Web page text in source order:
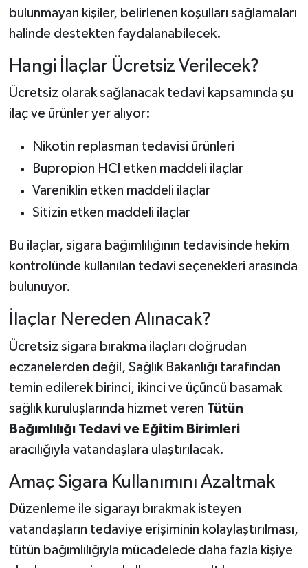
bulunmayan kişiler, belirlenen koşulları sağlamaları
halinde destekten faydalanabilecek.
Hangi İlaçlar Ücretsiz Verilecek?
Ücretsiz olarak sağlanacak tedavi kapsamında şu
ilaç ve ürünler yer alıyor:
Nikotin replasman tedavisi ürünleri
Bupropion HCl etken maddeli ilaçlar
Vareniklin etken maddeli ilaçlar
Sitizin etken maddeli ilaçlar
Bu ilaçlar, sigara bağımlılığının tedavisinde hekim
kontrolünde kullanılan tedavi seçenekleri arasında
bulunuyor.
İlaçlar Nereden Alınacak?
Ücretsiz sigara bırakma ilaçları doğrudan
eczanelerden değil, Sağlık Bakanlığı tarafından
temin edilerek birinci, ikinci ve üçüncü basamak
sağlık kuruluşlarında hizmet veren Tütün
Bağımlılığı Tedavi ve Eğitim Birimleri
aracılığıyla vatandaşlara ulaştırılacak.
Amaç Sigara Kullanımını Azaltmak
Düzenleme ile sigarayı bırakmak isteyen
vatandaşların tedaviye erişiminin kolaylaştırılması,
tütün bağımlılığıyla mücadelede daha fazla kişiye